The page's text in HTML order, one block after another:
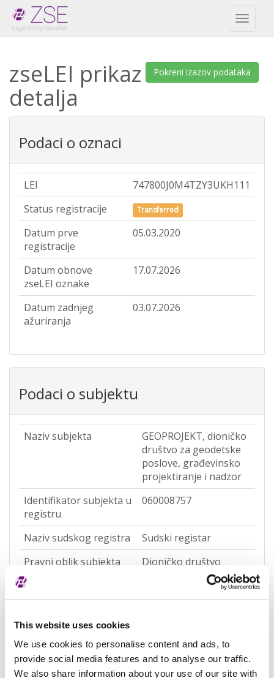
This website uses cookies
We use cookies to personalise content and ads, to
provide social media features and to analyse our traffic.
We also share information about your use of our site with
Toggle
Pokreni izazov podataka
zseLEI prikaz
detalja
Podaci o oznaci
LEI
747800J0M4TZY3UKH111
Status registracije
Transferred
Datum prve
registracije
05.03.2020
Datum obnove
zseLEI oznake
17.07.2026
Datum zadnjeg
ažuriranja
03.07.2026
Podaci o subjektu
Naziv subjekta
GEOPROJEKT, dioničko
društvo za geodetske
poslove, građevinsko
projektiranje i nadzor
Identifikator subjekta u
registru
060008757
Naziv sudskog registra
Sudski registar
Pravni oblik subjekta
Dioničko društvo
Pravna nadležnost
Hrvatska
Status subjekta
Vrsta subjekta
General
Vezani subjekt
-